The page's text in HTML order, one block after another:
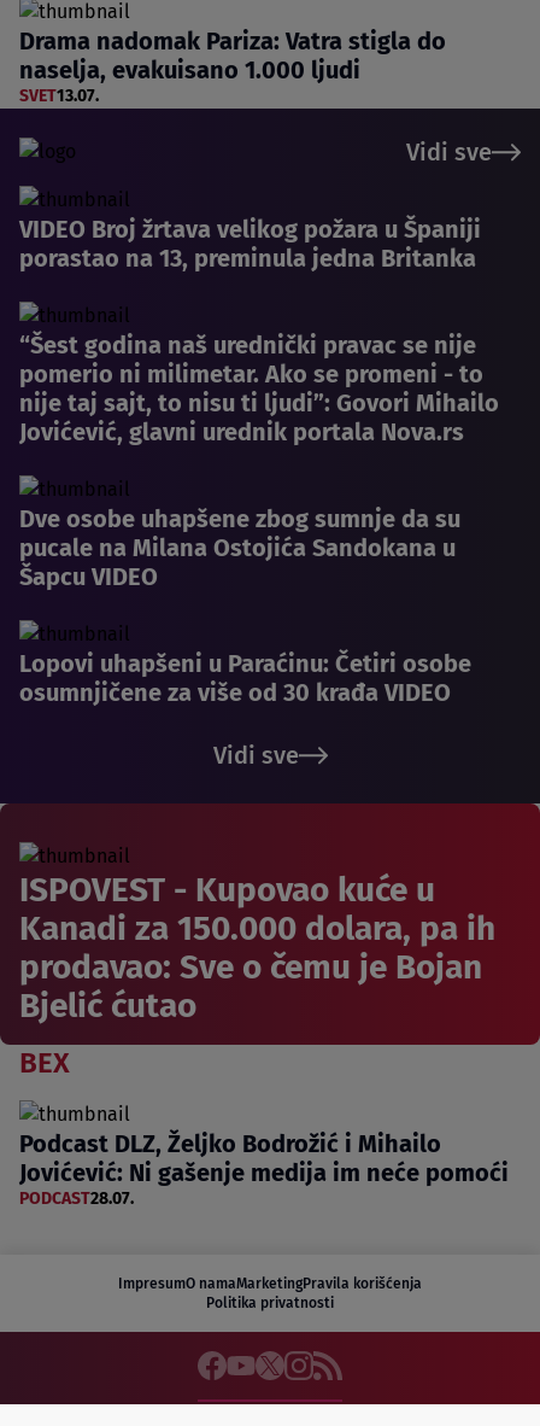
Drama nadomak Pariza: Vatra stigla do
naselja, evakuisano 1.000 ljudi
SVET13.07.
Vidi sve
VIDEO Broj žrtava velikog požara u Španiji
porastao na 13, preminula jedna Britanka
“Šest godina naš urednički pravac se nije
pomerio ni milimetar. Ako se promeni - to
nije taj sajt, to nisu ti ljudi”: Govori Mihailo
Jovićević, glavni urednik portala Nova.rs
Dve osobe uhapšene zbog sumnje da su
pucale na Milana Ostojića Sandokana u
Šapcu VIDEO
Lopovi uhapšeni u Paraćinu: Četiri osobe
osumnjičene za više od 30 krađa VIDEO
Vidi sve
ISPOVEST - Kupovao kuće u
Kanadi za 150.000 dolara, pa ih
prodavao: Sve o čemu je Bojan
Bjelić ćutao
BEX
Podcast DLZ, Željko Bodrožić i Mihailo
Jovićević: Ni gašenje medija im neće pomoći
PODCAST28.07.
ImpresumO namaMarketingPravila korišćenja
Politika privatnosti